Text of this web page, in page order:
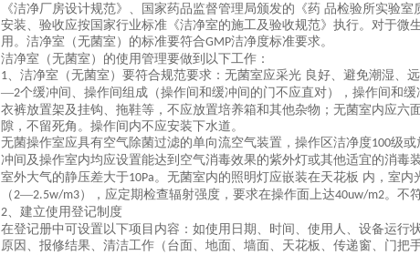
《洁净厂房设计规范》、国家药品监督管理局颁发的《药 品检验所实验室
安装、验收应按国家行业标准《洁净室的施工及验收规范》执行。对于
用。洁净室（无菌室）的标准要符合GMP洁净度标准要求。
洁净室（无菌室）的使用管理要做到以下工作：
1、洁净室（无菌室）要符合规范要求：无菌室应采光 良好、避免潮湿、
—2个缓冲间、操作间组成（操作间和缓冲间的门不应直对），操作间和
衣裤放置架及挂钩、拖鞋等，不应放置培养箱和其他杂物；无菌室内应
隙，不留死角。操作间内不应安装下水道。
无菌操作室应具有空气除菌过滤的单向流空气装置，操作区洁净度100级或
冲间及操作室内均应设置能达到空气消毒效果的紫外灯或其他适宜的消毒
室外大气的静压差大于10Pa。无菌室内的照明灯应嵌装在天花板 内，室
（2—2.5w/m3），应定期检查辐射强度，要求在操作面上达40uw/m2。不
2、建立使用登记制度
在登记册中可设置以下项目内容：如使用日期、时间、使用人、设备运
原因、报修结果、清洁工作（台面、地面、墙面、天花板、传递窗、门把